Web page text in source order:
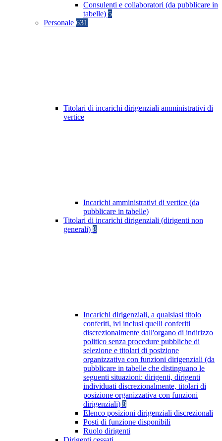
Consulenti e collaboratori (da pubblicare in
tabelle) 5
Personale 631
Titolari di incarichi dirigenziali amministrativi di
vertice
Incarichi amministrativi di vertice (da
pubblicare in tabelle)
Titolari di incarichi dirigenziali (dirigenti non
generali) 8
Incarichi dirigenziali, a qualsiasi titolo
conferiti, ivi inclusi quelli conferiti
discrezionalmente dall'organo di indirizzo
politico senza procedure pubbliche di
selezione e titolari di posizione
organizzativa con funzioni dirigenziali (da
pubblicare in tabelle che distinguano le
seguenti situazioni: dirigenti, dirigenti
individuati discrezionalmente, titolari di
posizione organizzativa con funzioni
dirigenziali) 8
Elenco posizioni dirigenziali discrezionali
Posti di funzione disponibili
Ruolo dirigenti